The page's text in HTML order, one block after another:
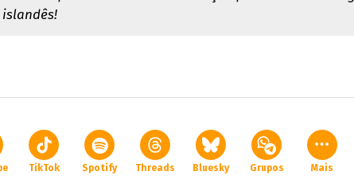
TikTok Spotify Threads Bluesky Grupos Mais